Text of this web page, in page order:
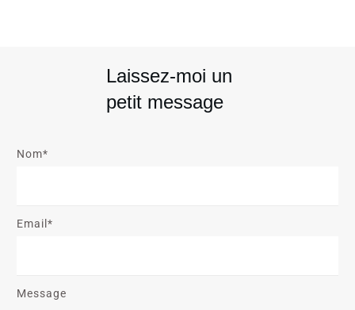
Laissez-moi un
petit message
Nom*
Email*
Message